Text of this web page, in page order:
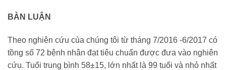
BÀN LUẬN
Theo nghiên cứu cùa chúng tôi từ tháng 7/2016 -6/2017 có
tồng số 72 bệnh nhân đạt tiêu chuẩn được đưa vào nghiên
cứu. Tuổi trung bình 58±15, lớn nhất là 99 tuổi và nhỏ nhất